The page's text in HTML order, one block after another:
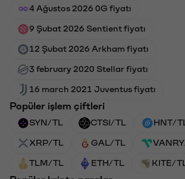
4 Ağustos 2026 0G fiyatı
9 Şubat 2026 Sentient fiyatı
12 Şubat 2026 Arkham fiyatı
3 february 2020 Stellar fiyatı
16 march 2021 Juventus fiyatı
Popüler işlem çiftleri
SYN/TL CTSI/TL HNT/
XRP/TL GAL/TL
TLM/TL ETH/TL KITE/